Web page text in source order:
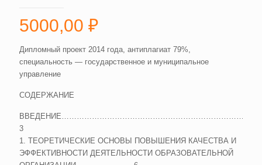
5000,00 ₽
Дипломный проект 2014 года, антиплагиат 79%,
специальность — государственное и муниципальное
управление
СОДЕРЖАНИЕ
3
1. ТЕОРЕТИЧЕСКИЕ ОСНОВЫ ПОВЫШЕНИЯ КАЧЕСТВА И
ЭФФЕКТИВНОСТИ ДЕЯТЕЛЬНОСТИ ОБРАЗОВАТЕЛЬНОЙ